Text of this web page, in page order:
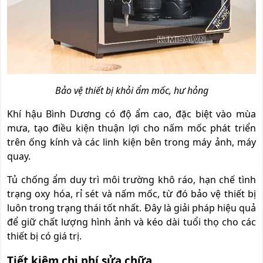
Bảo vệ thiết bị khỏi ẩm mốc, hư hỏng
Khí hậu Bình Dương có độ ẩm cao, đặc biệt vào mùa
mưa, tạo điều kiện thuận lợi cho nấm mốc phát triển
trên ống kính và các linh kiện bên trong máy ảnh, máy
quay.
Tủ chống ẩm duy trì môi trường khô ráo, hạn chế tình
trạng oxy hóa, rỉ sét và nấm mốc, từ đó bảo vệ thiết bị
luôn trong trạng thái tốt nhất. Đây là giải pháp hiệu quả
để giữ chất lượng hình ảnh và kéo dài tuổi thọ cho các
thiết bị có giá trị.